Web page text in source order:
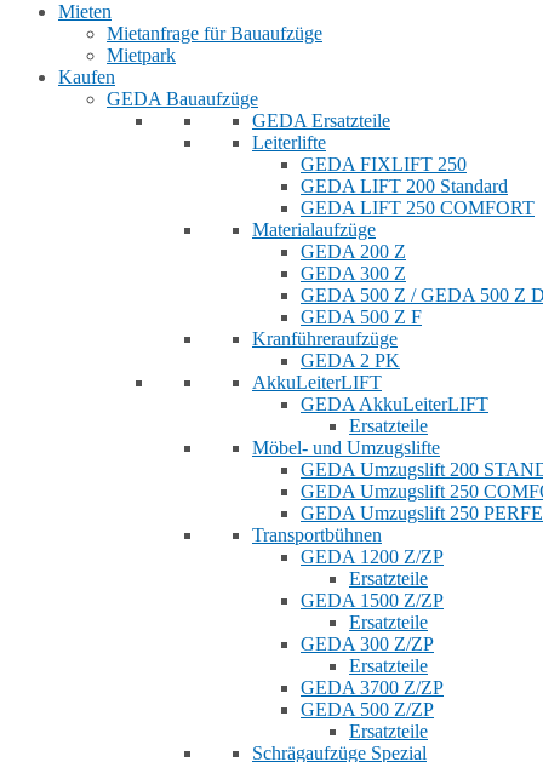
Mieten
Mietanfrage für Bauaufzüge
Mietpark
Kaufen
GEDA Bauaufzüge
GEDA Ersatzteile
Leiterlifte
GEDA FIXLIFT 250
GEDA LIFT 200 Standard
GEDA LIFT 250 COMFORT
Materialaufzüge
GEDA 200 Z
GEDA 300 Z
GEDA 500 Z / GEDA 500 Z
GEDA 500 Z F
Kranführeraufzüge
GEDA 2 PK
AkkuLeiterLIFT
GEDA AkkuLeiterLIFT
Ersatzteile
Möbel- und Umzugslifte
GEDA Umzugslift 200
GEDA Umzugslift 250
GEDA Umzugslift 250
Transportbühnen
GEDA 1200 Z/ZP
Ersatzteile
GEDA 1500 Z/ZP
Ersatzteile
GEDA 300 Z/ZP
Ersatzteile
GEDA 3700 Z/ZP
GEDA 500 Z/ZP
Ersatzteile
Schrägaufzüge Spezial